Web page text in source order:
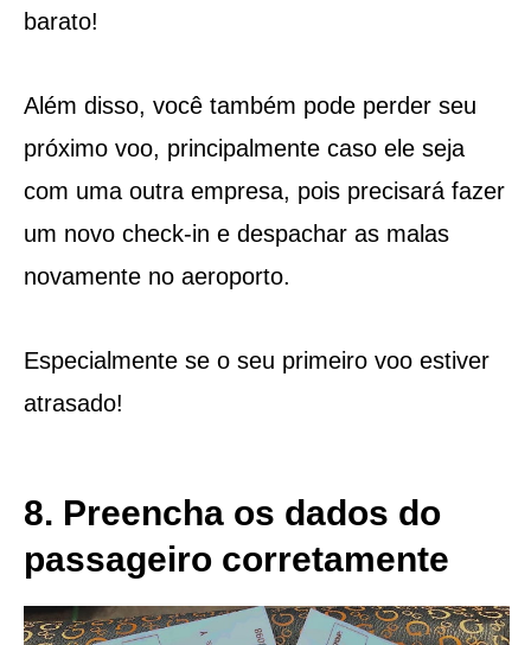
barato!
Além disso, você também pode perder seu
próximo voo, principalmente caso ele seja
com uma outra empresa, pois precisará fazer
um novo check-in e despachar as malas
novamente no aeroporto.
Especialmente se o seu primeiro voo estiver
atrasado!
8. Preencha os dados do
passageiro corretamente